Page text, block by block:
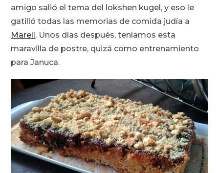
amigo salió el tema del lokshen kugel, y eso le
gatilló todas las memorias de comida judía a
Marell . Unos días después, teníamos esta
maravilla de postre, quizá como entrenamiento
para Januca.